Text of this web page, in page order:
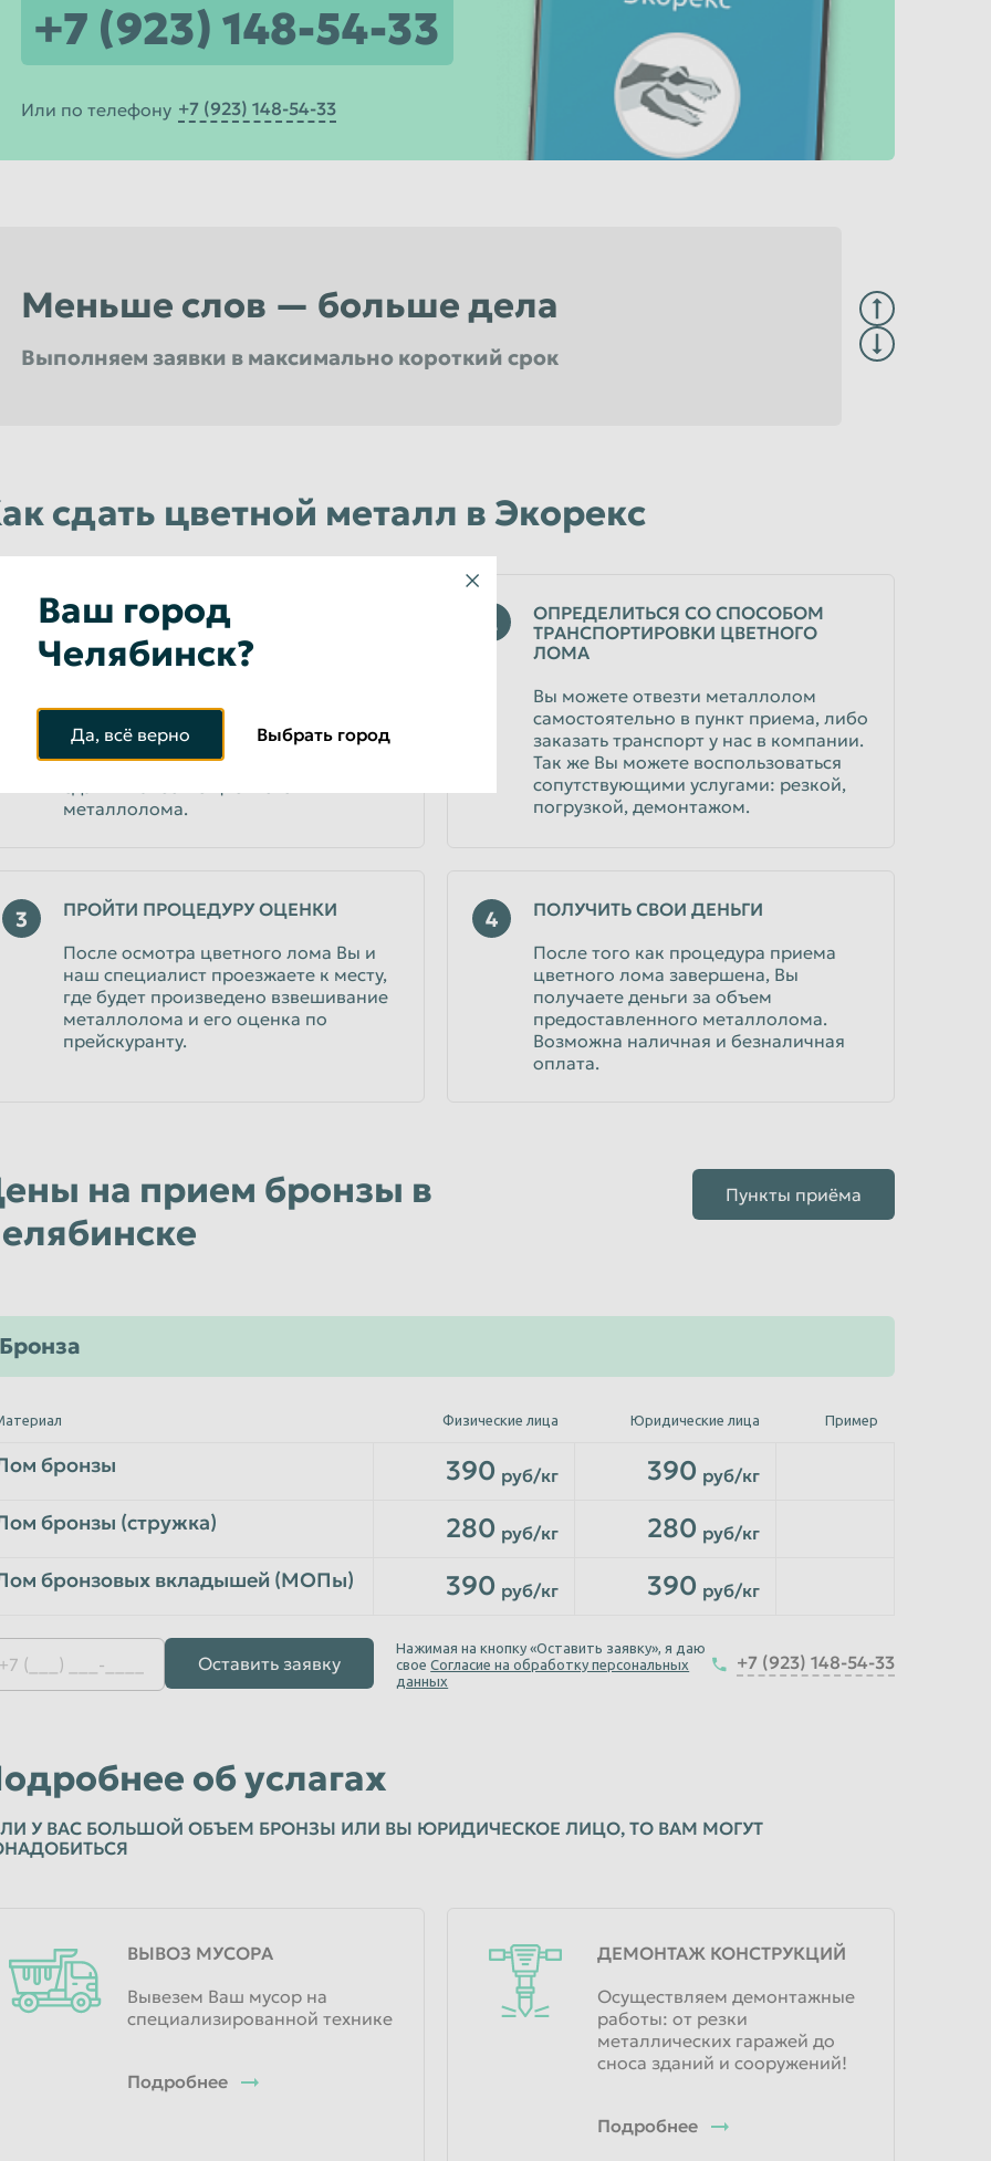
+7 (923) 148-54-33
Или по телефону +7 (923) 148-54-33
Меньше слов — больше дела
Выполняем заявки в максимально короткий срок
сдать цветной металл в Экорекс
СДЕЛАТЬ ЗВОНОК В КОМПАНИЮ
количестве. Консультант уточнит
расценки и подскажет, что можно
металлолома.
2
ОПРЕДЕЛИТЬСЯ СО СПОСОБОМ
ТРАНСПОРТИРОВКИ ЦВЕТНОГО
ЛОМА
Вы можете отвезти металлолом
самостоятельно в пункт приема, либо
заказать транспорт у нас в компании.
Так же Вы можете воспользоваться
сопутствующими услугами: резкой,
погрузкой, демонтажом.
3
ПРОЙТИ ПРОЦЕДУРУ ОЦЕНКИ
После осмотра цветного лома Вы и
наш специалист проезжаете к месту,
где будет произведено взвешивание
металлолома и его оценка по
прейскуранту.
4
ПОЛУЧИТЬ СВОИ ДЕНЬГИ
После того как процедура приема
цветного лома завершена, Вы
получаете деньги за объем
предоставленного металлолома.
Возможна наличная и безналичная
оплата.
на прием бронзы в
Пункты приёма
Бронза
Физические лица Юридические лица Пример
бронзы 390 руб/кг 390 руб/кг
бронзы (стружка) 280 руб/кг 280 руб/кг
бронзовых вкладышей (МОПы) 390 руб/кг 390 руб/кг
Оставить заявку
Нажимая на кнопку «Оставить заявку», я даю
своеСогласие на обработку персональных
данных
+7 (923) 148-54-33
об услагах
У ВАС БОЛЬШОЙ ОБЪЕМ БРОНЗЫ ИЛИ ВЫ ЮРИДИЧЕСКОЕ ЛИЦО, ТО ВАМ МОГУТ
ВЫВОЗ МУСОРА
Вывезем Ваш мусор на
специализированной технике
Подробнее
ДЕМОНТАЖ КОНСТРУКЦИЙ
Осуществляем демонтажные
работы: от резки
металлических гаражей до
сноса зданий и сооружений!
Подробнее
Ваш город
Челябинск?
Да, всё верно Выбрать город